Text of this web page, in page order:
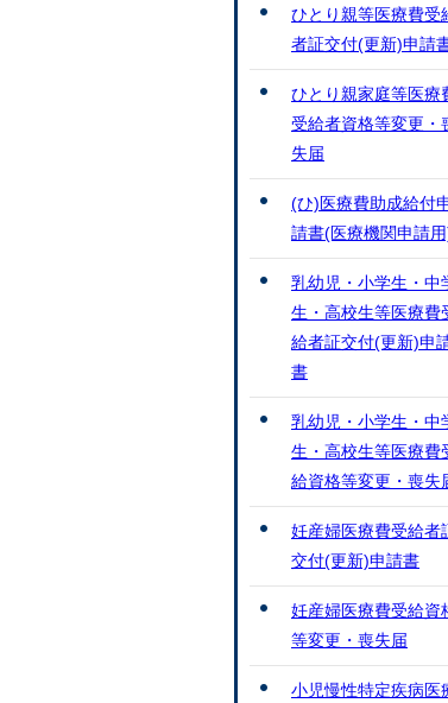
ひとり親等医療費受
者証交付(更新)申請
ひとり親家庭等医療
受給者資格等変更・
失届
(ひ)医療費助成給付
請書(医療機関申請
乳幼児・小学生・中
生・高校生等医療費
給者証交付(更新)申
書
乳幼児・小学生・中
生・高校生等医療費
給資格等変更・喪失
妊産婦医療費受給者
交付(更新)申請書
妊産婦医療費受給資
等変更・喪失届
小児慢性特定疾病医